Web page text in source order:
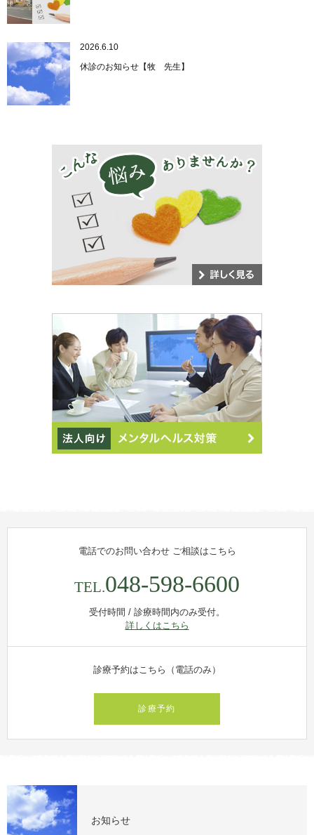
休診のお知らせ【牧 先生】
2026.6.10
電話でのお問い合わせご相談はこちら
TEL.048-598-6600
受付時間 / 診療時間内のみ受付。
詳しくはこちら
診療予約はこちら（電話のみ）
診療予約
お知らせ